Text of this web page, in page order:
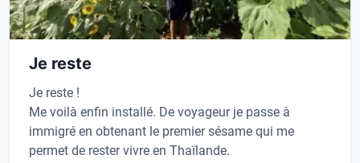
Je reste
Je reste !
Me voilà enfin installé. De voyageur je passe à
immigré en obtenant le premier sésame qui me
permet de rester vivre en Thaïlande.